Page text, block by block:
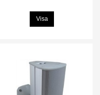
Visa